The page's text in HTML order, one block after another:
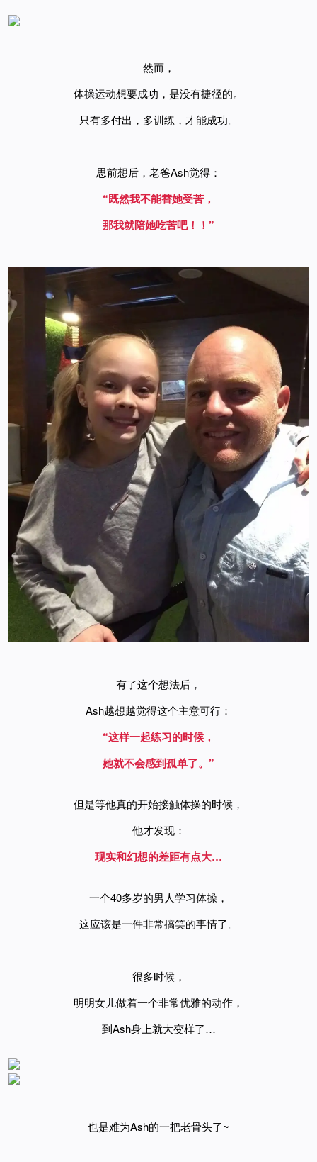
然而，
体操运动想要成功，是没有捷径的。
只有多付出，多训练，才能成功。
思前想后，老爸Ash觉得：
“既然我不能替她受苦，
那我就陪她吃苦吧！！”
有了这个想法后，
Ash越想越觉得这个主意可行：
“这样一起练习的时候，
她就不会感到孤单了。”
但是等他真的开始接触体操的时候，
他才发现：
现实和幻想的差距有点大…
一个40多岁的男人学习体操，
这应该是一件非常搞笑的事情了。
很多时候，
明明女儿做着一个非常优雅的动作，
到Ash身上就大变样了…
也是难为Ash的一把老骨头了~